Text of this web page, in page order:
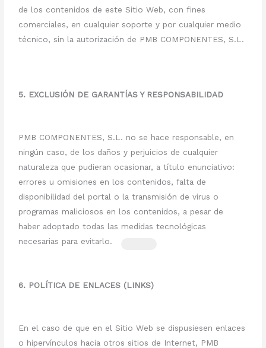
de los contenidos de este Sitio Web, con fines
comerciales, en cualquier soporte y por cualquier medio
técnico, sin la autorización de PMB COMPONENTES, S.L.
5. EXCLUSIÓN DE GARANTÍAS Y RESPONSABILIDAD
PMB COMPONENTES, S.L. no se hace responsable, en
ningún caso, de los daños y perjuicios de cualquier
naturaleza que pudieran ocasionar, a título enunciativo:
errores u omisiones en los contenidos, falta de
disponibilidad del portal o la transmisión de virus o
programas maliciosos en los contenidos, a pesar de
haber adoptado todas las medidas tecnológicas
necesarias para evitarlo.
6. POLÍTICA DE ENLACES (LINKS)
En el caso de que en el Sitio Web se dispusiesen enlaces
o hipervínculos hacia otros sitios de Internet, PMB